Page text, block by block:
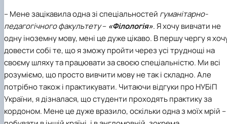
– Мене зацікавила одна зі спеціальностей гуманітарно-
педагогічного факультету– «Філологія». Я хочу вивчати не
одну іноземну мову, мені це дуже цікаво. В першу чергу я
довести собі те, що я зможу пройти через усі труднощі на
своєму шляху та працювати за своєю спеціальністю. Ми всі
розуміємо, що просто вивчити мову не так і складно. Але
потрібно також і практикувати. Читаючи відгуки про НУБіП
України, я дізналася, що студенти проходять практику за
кордоном. Мене це дуже вразило, оскільки одна з моїх мрій –